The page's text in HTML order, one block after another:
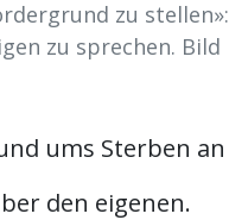
zu stellen»:
zu sprechen. Bild
ums Sterben an
den eigenen.